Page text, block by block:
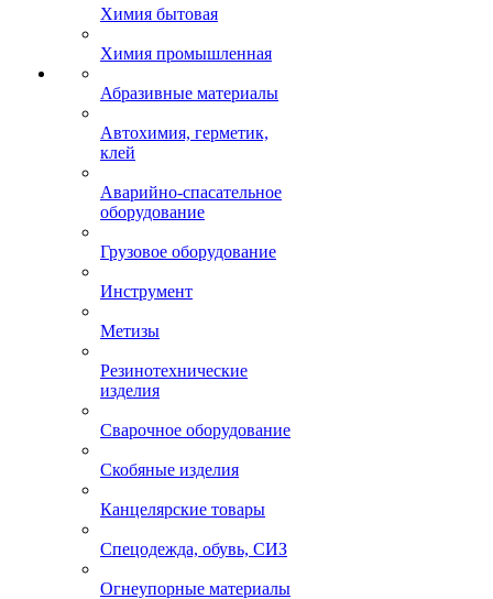
Химия бытовая
Химия промышленная
Абразивные материалы
Автохимия, герметик,
клей
Аварийно-спасательное
оборудование
Грузовое оборудование
Инструмент
Метизы
Резинотехнические
изделия
Сварочное оборудование
Скобяные изделия
Канцелярские товары
Спецодежда, обувь, СИЗ
Огнеупорные материалы